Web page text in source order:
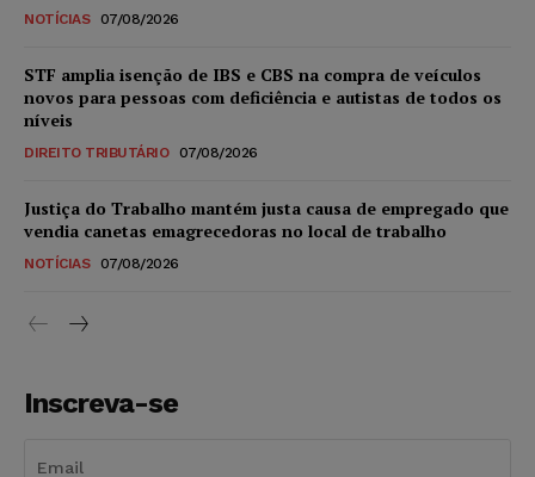
NOTÍCIAS 07/08/2026
STF amplia isenção de IBS e CBS na compra de veículos
novos para pessoas com deficiência e autistas de todos os
níveis
DIREITO TRIBUTÁRIO 07/08/2026
Justiça do Trabalho mantém justa causa de empregado que
vendia canetas emagrecedoras no local de trabalho
NOTÍCIAS 07/08/2026
Inscreva-se